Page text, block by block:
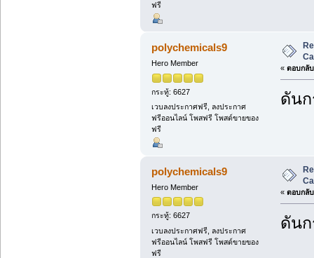
ฟรี
polychemicals9
Hero Member
กระทู้: 6627
เวบลงประกาศฟรี, ลงประกาศ
ฟรีออนไลน์ โพสฟรี โพสต์ขายของ
ฟรี
« ตอบกลั
ดัน
polychemicals9
Hero Member
กระทู้: 6627
เวบลงประกาศฟรี, ลงประกาศ
ฟรีออนไลน์ โพสฟรี โพสต์ขายของ
ฟรี
« ตอบกลั
ดัน